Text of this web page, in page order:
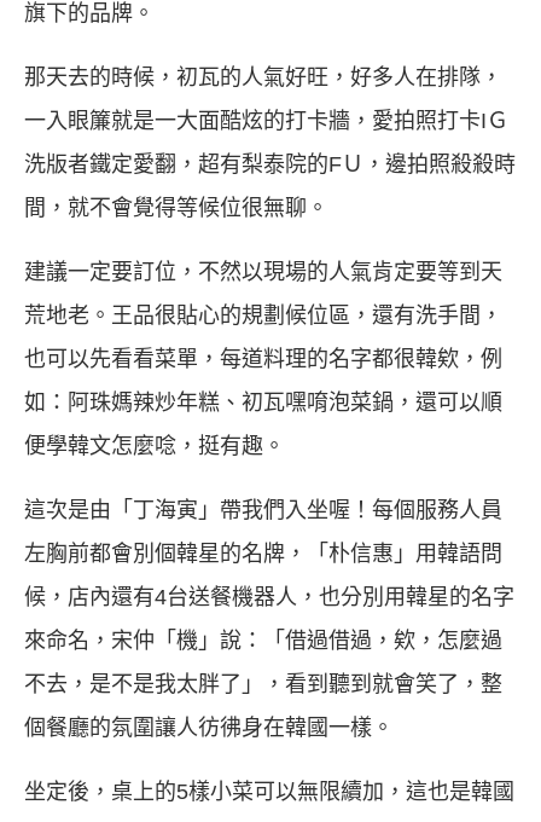
旗下的品牌。
那天去的時候，初瓦的人氣好旺，好多人在排隊，
一入眼簾就是一大面酷炫的打卡牆，愛拍照打卡IＧ
洗版者鐵定愛翻，超有梨泰院的FＵ，邊拍照殺殺時
間，就不會覺得等候位很無聊。
建議一定要訂位，不然以現場的人氣肯定要等到天
荒地老。王品很貼心的規劃候位區，還有洗手間，
也可以先看看菜單，每道料理的名字都很韓欸，例
如：阿珠媽辣炒年糕、初瓦嘿唷泡菜鍋，還可以順
便學韓文怎麼唸，挺有趣。
這次是由「丁海寅」帶我們入坐喔！每個服務人員
左胸前都會別個韓星的名牌，「朴信惠」用韓語問
候，店內還有4台送餐機器人，也分別用韓星的名字
來命名，宋仲「機」說：「借過借過，欸，怎麼過
不去，是不是我太胖了」，看到聽到就會笑了，整
個餐廳的氛圍讓人彷彿身在韓國一樣。
坐定後，桌上的5樣小菜可以無限續加，這也是韓國